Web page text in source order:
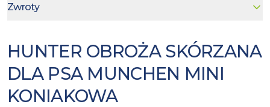
Zwroty
HUNTER OBROŻA SKÓRZANA
DLA PSA MUNCHEN MINI
KONIAKOWA